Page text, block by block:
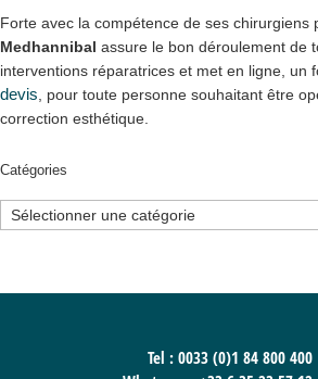
Forte avec la compétence de ses chirurgiens
Medhannibal assure le bon déroulement de
interventions réparatrices et met en ligne, un
devis , pour toute personne souhaitant être
correction esthétique.
Catégories
Catégories
Tel : 0033 (0)1 84 800 400